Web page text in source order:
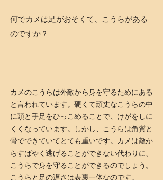
何でカメは足がおそくて、こうらがある
のですか？
カメのこうらは外敵から身を守るためにある
と言われています。硬くて頑丈なこうらの中
に頭と手足をひっこめることで、けがをしに
くくなっています。しかし、こうらは角質と
骨でできていてとても重いです。カメは敵か
らすばやく逃げることができない代わりに、
こうらで身を守ることができるのでしょう。
こうらと足の遅さは表裏一体なのです。​